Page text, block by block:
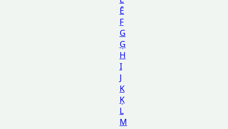
Ē
F
G
Ģ
H
I
J
K
Ķ
L
M